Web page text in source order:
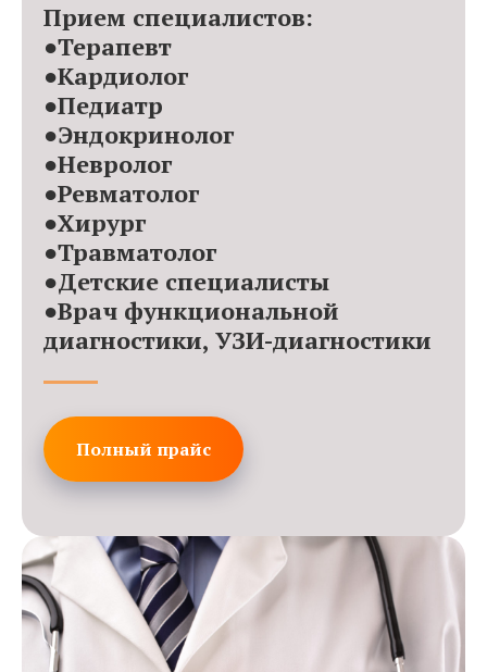
Прием специалистов:
●Терапевт
●Кардиолог
●Педиатр
●Эндокринолог
●Невролог
●Ревматолог
●Хирург
●Травматолог
●Детские специалисты
●Врач функциональной
диагностики, УЗИ-диагностики
Полный прайс